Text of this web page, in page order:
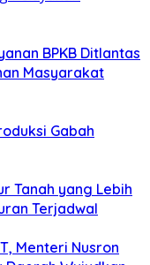
BPKB Ditlantas
Masyarakat
Gabah
Tanah yang Lebih
Terjadwal
Menteri Nusron